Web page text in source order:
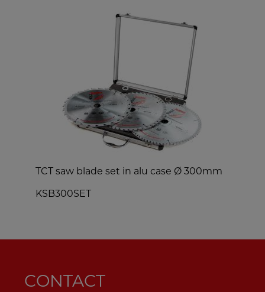
TCT saw blade set in alu case Ø 300mm
KSB300SET
CONTACT